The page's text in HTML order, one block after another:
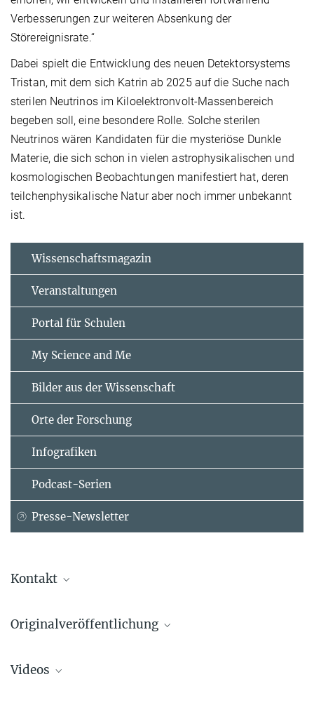
Verbesserungen zur weiteren Absenkung der
Störereignisrate.“
Dabei spielt die Entwicklung des neuen Detektorsystems
Tristan, mit dem sich Katrin ab 2025 auf die Suche nach
sterilen Neutrinos im Kiloelektronvolt-Massenbereich
begeben soll, eine besondere Rolle. Solche sterilen
Neutrinos wären Kandidaten für die mysteriöse Dunkle
Materie, die sich schon in vielen astrophysikalischen und
kosmologischen Beobachtungen manifestiert hat, deren
teilchenphysikalische Natur aber noch immer unbekannt
ist.
Wissenschaftsmagazin
Veranstaltungen
Portal für Schulen
My Science and Me
Bilder aus der Wissenschaft
Orte der Forschung
Infografiken
Podcast-Serien
Presse-Newsletter
Kontakt
+49 89 32354-590
Originalveröffentlichung
Direct neutrino-mass measurement with sub-eV sensitivity
Videos